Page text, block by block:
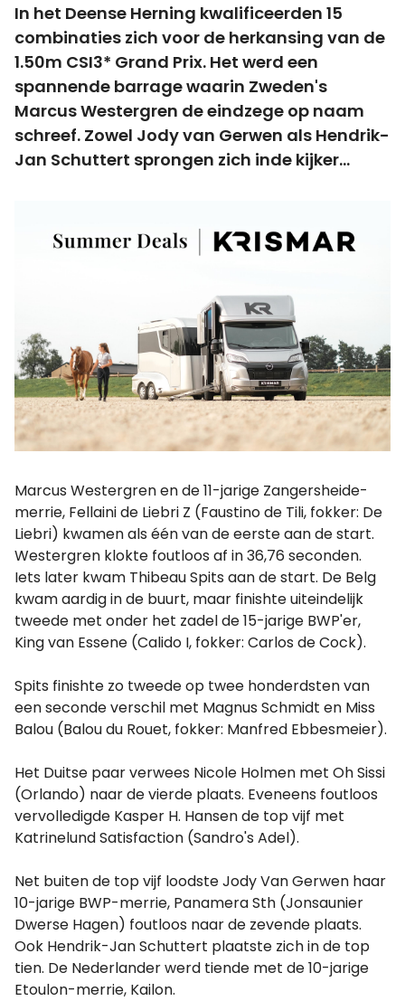
In het Deense Herning kwalificeerden 15
combinaties zich voor de herkansing van de
1.50m CSI3* Grand Prix. Het werd een
spannende barrage waarin Zweden's
Marcus Westergren de eindzege op naam
schreef. Zowel Jody van Gerwen als Hendrik-
Jan Schuttert sprongen zich inde kijker...
Marcus Westergren en de 11-jarige Zangersheide-
merrie, Fellaini de Liebri Z (Faustino de Tili, fokker: De
Liebri) kwamen als één van de eerste aan de start.
Westergren klokte foutloos af in 36,76 seconden.
Iets later kwam Thibeau Spits aan de start. De Belg
kwam aardig in de buurt, maar finishte uiteindelijk
tweede met onder het zadel de 15-jarige BWP'er,
King van Essene (Calido I, fokker: Carlos de Cock).
Spits finishte zo tweede op twee honderdsten van
een seconde verschil met Magnus Schmidt en Miss
Balou (Balou du Rouet, fokker: Manfred Ebbesmeier).
Het Duitse paar verwees Nicole Holmen met Oh Sissi
(Orlando) naar de vierde plaats. Eveneens foutloos
vervolledigde Kasper H. Hansen de top vijf met
Katrinelund Satisfaction (Sandro's Adel).
Net buiten de top vijf loodste Jody Van Gerwen haar
10-jarige BWP-merrie, Panamera Sth (Jonsaunier
Dwerse Hagen) foutloos naar de zevende plaats.
Ook Hendrik-Jan Schuttert plaatste zich in de top
tien. De Nederlander werd tiende met de 10-jarige
Etoulon-merrie, Kailon.